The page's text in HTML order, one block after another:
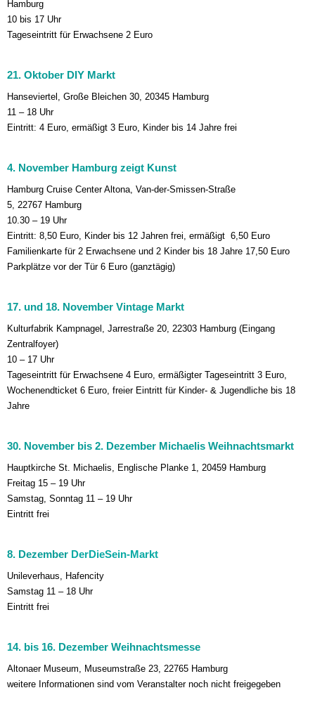
Hamburg
10 bis 17 Uhr
Tageseintritt für Erwachsene 2 Euro
21. Oktober DIY Markt
Hanseviertel, Große Bleichen 30, 20345 Hamburg
11 – 18 Uhr
Eintritt: 4 Euro, ermäßigt 3 Euro, Kinder bis 14 Jahre frei
4. November Hamburg zeigt Kunst
Hamburg Cruise Center Altona, Van-der-Smissen-Straße
5, 22767 Hamburg
10.30 – 19 Uhr
Eintritt: 8,50 Euro, Kinder bis 12 Jahren frei, ermäßigt 6,50 Euro
Familienkarte für 2 Erwachsene und 2 Kinder bis 18 Jahre 17,50 Euro
Parkplätze vor der Tür 6 Euro (ganztägig)
17. und 18. November Vintage Markt
Kulturfabrik Kampnagel, Jarrestraße 20, 22303 Hamburg (Eingang
Zentralfoyer)
10 – 17 Uhr
Tageseintritt für Erwachsene 4 Euro, ermäßigter Tageseintritt 3 Euro,
Wochenendticket 6 Euro, freier Eintritt für Kinder- & Jugendliche bis 18
Jahre
30. November bis 2. Dezember Michaelis Weihnachtsmarkt
Hauptkirche St. Michaelis, Englische Planke 1, 20459 Hamburg
Freitag 15 – 19 Uhr
Samstag, Sonntag 11 – 19 Uhr
Eintritt frei
8. Dezember DerDieSein-Markt
Unileverhaus, Hafencity
Samstag 11 – 18 Uhr
Eintritt frei
14. bis 16. Dezember Weihnachtsmesse
Altonaer Museum, Museumstraße 23, 22765 Hamburg
weitere Informationen sind vom Veranstalter noch nicht freigegeben